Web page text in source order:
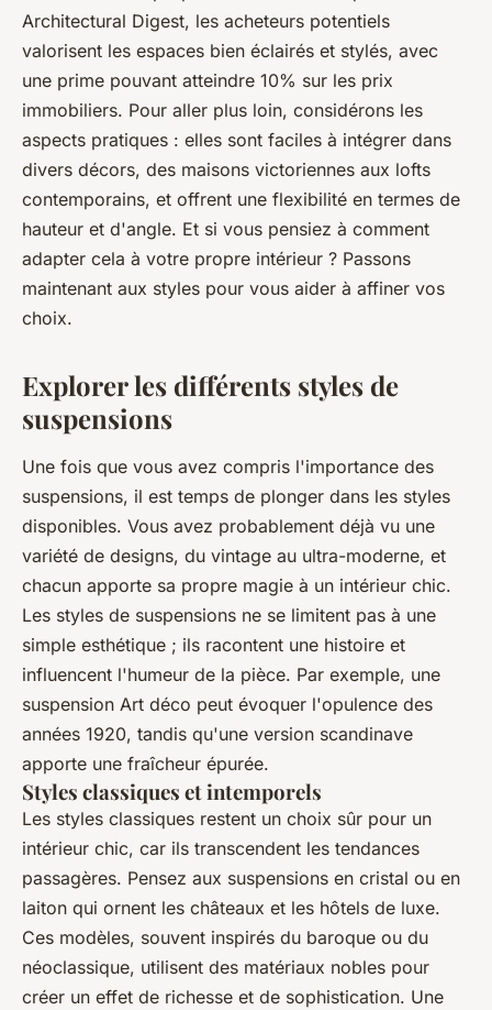
Architectural Digest, les acheteurs potentiels
valorisent les espaces bien éclairés et stylés, avec
une prime pouvant atteindre 10% sur les prix
immobiliers. Pour aller plus loin, considérons les
aspects pratiques : elles sont faciles à intégrer dans
divers décors, des maisons victoriennes aux lofts
contemporains, et offrent une flexibilité en termes de
hauteur et d'angle. Et si vous pensiez à comment
adapter cela à votre propre intérieur ? Passons
maintenant aux styles pour vous aider à affiner vos
choix.
Explorer les différents styles de
suspensions
Une fois que vous avez compris l'importance des
suspensions, il est temps de plonger dans les styles
disponibles. Vous avez probablement déjà vu une
variété de designs, du vintage au ultra-moderne, et
chacun apporte sa propre magie à un intérieur chic.
Les styles de suspensions ne se limitent pas à une
simple esthétique ; ils racontent une histoire et
influencent l'humeur de la pièce. Par exemple, une
suspension Art déco peut évoquer l'opulence des
années 1920, tandis qu'une version scandinave
apporte une fraîcheur épurée.
Styles classiques et intemporels
Les styles classiques restent un choix sûr pour un
intérieur chic, car ils transcendent les tendances
passagères. Pensez aux suspensions en cristal ou en
laiton qui ornent les châteaux et les hôtels de luxe.
Ces modèles, souvent inspirés du baroque ou du
néoclassique, utilisent des matériaux nobles pour
créer un effet de richesse et de sophistication. Une